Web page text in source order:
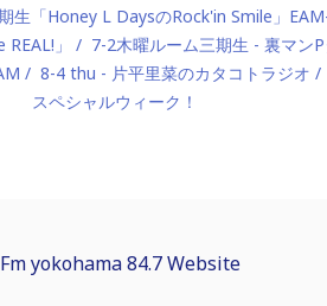
生「Honey L DaysのRock'in Smile」
」
7-2木曜ルーム三期生 - 裏マ
8-4 thu - 片平里菜のカタコトラジオ
スペシャルウィーク！
Fm yokohama 84.7 Website